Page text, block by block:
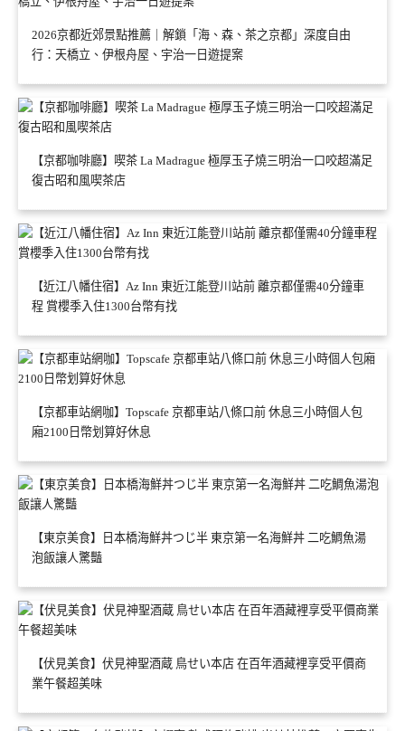
2026京都近郊景點推薦｜解鎖「海、森、茶之京都」深度自由
行：天橋立、伊根舟屋、宇治一日遊提案
【京都咖啡廳】喫茶 La Madrague 極厚玉子燒三明治一口咬超滿足
復古昭和風喫茶店
【近江八幡住宿】Az Inn 東近江能登川站前 離京都僅需40分鐘車
程 賞櫻季入住1300台幣有找
【京都車站網咖】Topscafe 京都車站八條口前 休息三小時個人包
廂2100日幣划算好休息
【東京美食】日本橋海鮮丼つじ半 東京第一名海鮮丼 二吃鯛魚湯
泡飯讓人驚豔
【伏見美食】伏見神聖酒蔵 鳥せい本店 在百年酒藏裡享受平價商
業午餐超美味